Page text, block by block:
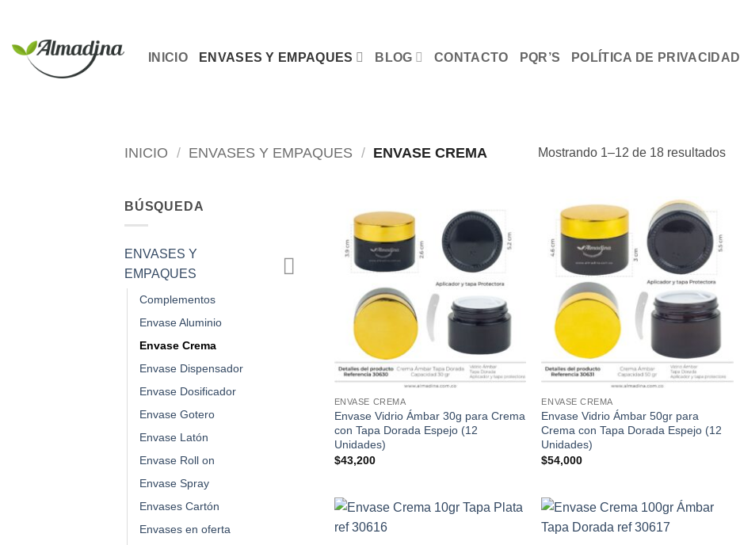
contenido
INICIO ENVASES Y EMPAQUES BLOG CONTACTO PQR’S POLÍTICA DE PRIVACIDAD
INICIO / ENVASES Y EMPAQUES / ENVASE CREMA Mostrando 1–12 de 18 resultados
BÚSQUEDA
ENVASES Y
EMPAQUES
Complementos
Envase Aluminio
Envase Crema
Envase Dispensador
Envase Dosificador
Envase Gotero
Envase Latón
Envase Roll on
Envase Spray
Envases Cartón
Envases en oferta
Añadir
a la
lista de
deseos
ENVASE CREMA
Envase Vidrio Ámbar 30g para Crema
con Tapa Dorada Espejo (12
Unidades)
$43,200
Añadir
a la
lista de
deseos
ENVASE CREMA
Envase Vidrio Ámbar 50gr para
Crema con Tapa Dorada Espejo (12
Unidades)
$54,000